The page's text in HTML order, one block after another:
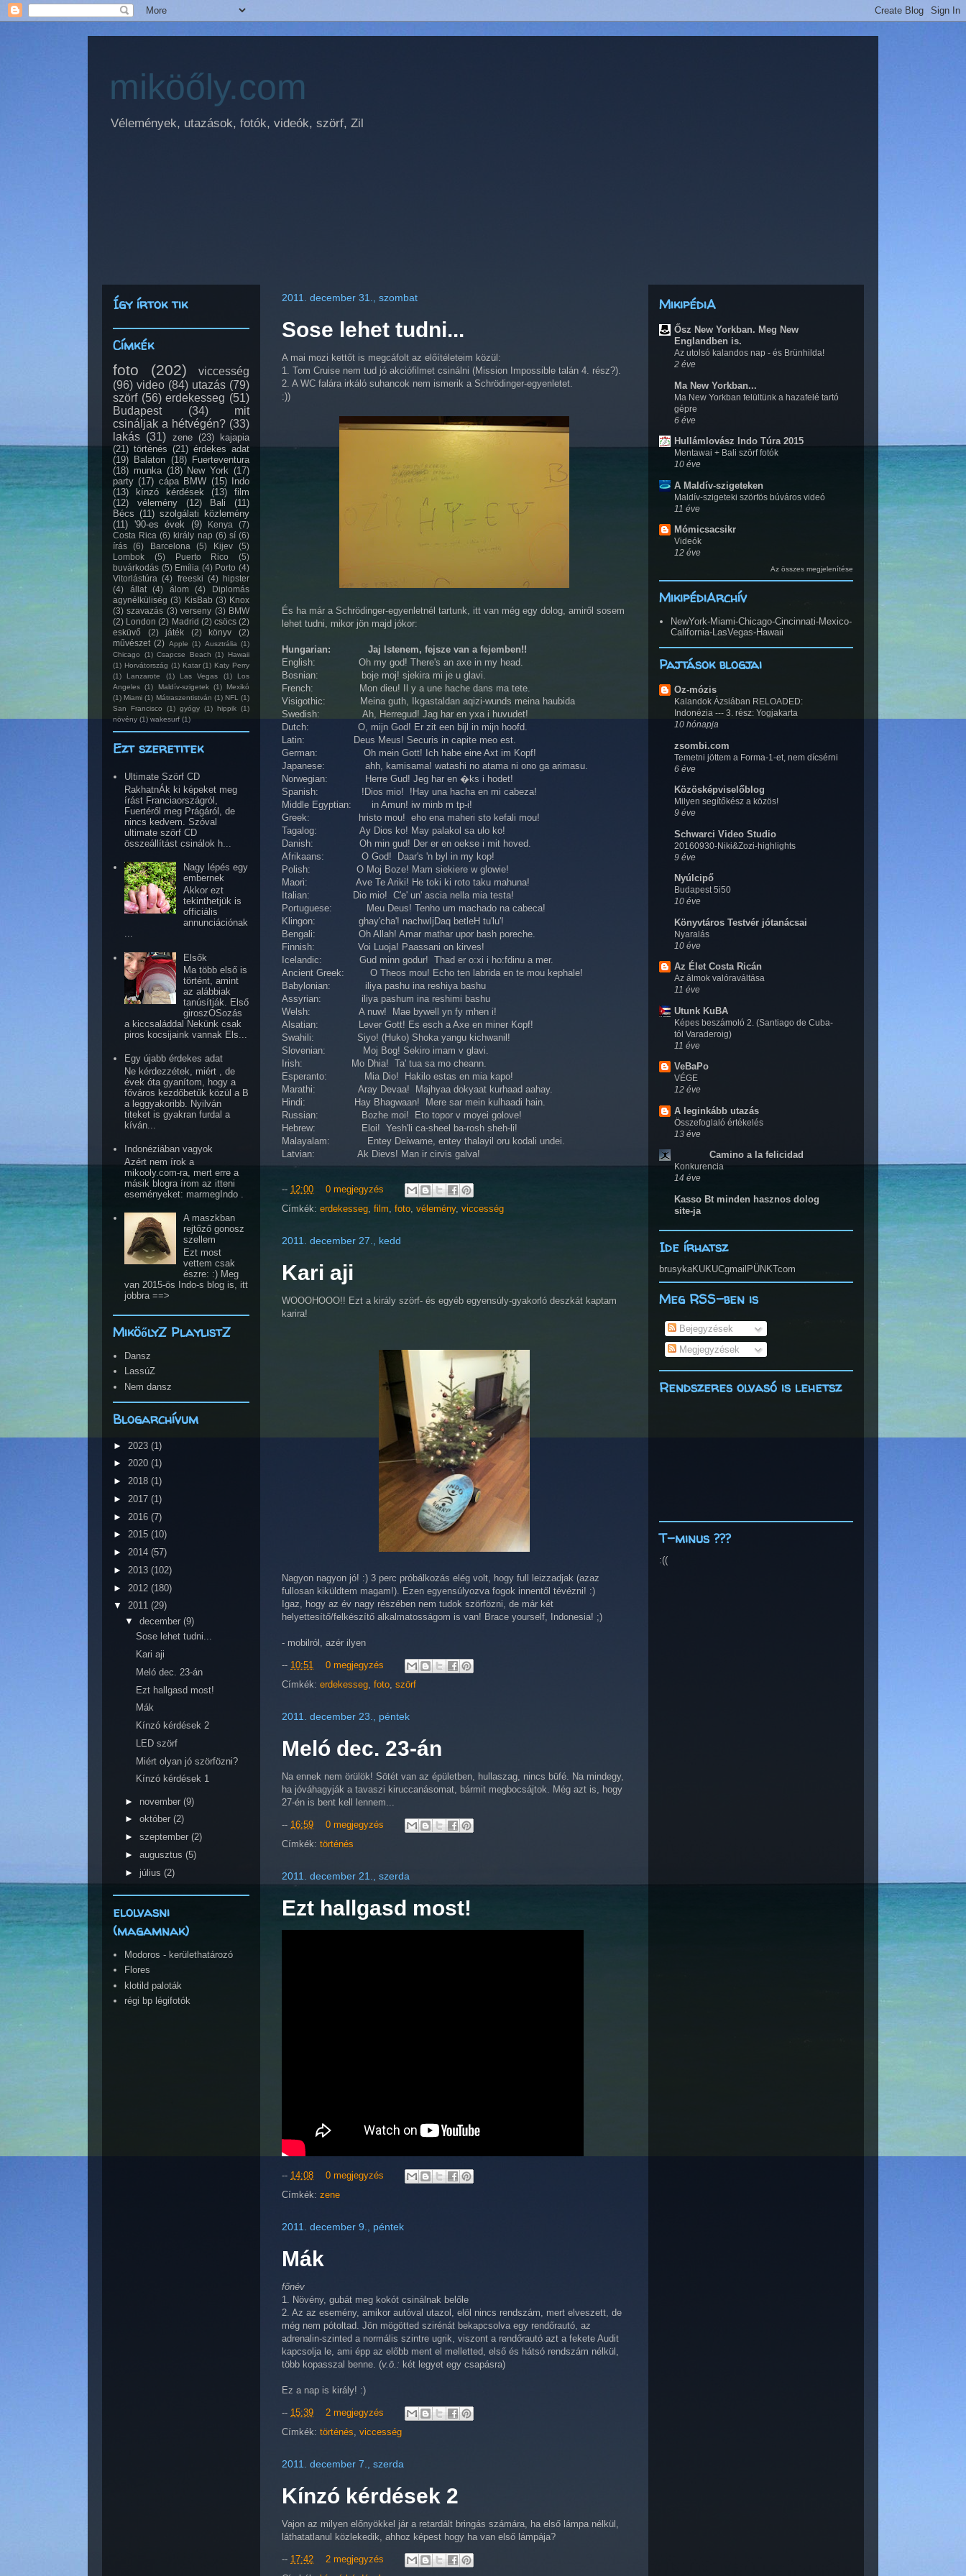
miköőly.com
Vélemények, utazások, fotók, videók, szörf, Zil
2011. december 31., szombat
Sose lehet tudni...
A mai mozi kettőt is megcáfolt az előítéleteim közül:
1. Tom Cruise nem tud jó akciófilmet csinálni (Mission Impossible talán 4. rész?).
2. A WC falára irkáló suhancok nem ismerik a Schrödinger-egyenletet.
:))
És ha már a Schrödinger-egyenletnél tartunk, itt van még egy dolog, amiről sosem
lehet tudni, mikor jön majd jókor:
Hungarian: Jaj Istenem, fejsze van a fejemben!!
English: Oh my god! There's an axe in my head.
Bosnian: boje moj! sjekira mi je u glavi.
French: Mon dieu! Il y a une hache dans ma tete.
Visigothic: Meina guth, Ikgastaldan aqizi-wunds meina haubida
Swedish: Ah, Herregud! Jag har en yxa i huvudet!
Dutch: O, mijn God! Er zit een bijl in mijn hoofd.
Latin: Deus Meus! Securis in capite meo est.
German: Oh mein Gott! Ich habe eine Axt im Kopf!
Japanese: ahh, kamisama! watashi no atama ni ono ga arimasu.
Norwegian: Herre Gud! Jeg har en �ks i hodet!
Spanish: !Dios mio! !Hay una hacha en mi cabeza!
Middle Egyptian: in Amun! iw minb m tp-i!
Greek: hristo mou! eho ena maheri sto kefali mou!
Tagalog: Ay Dios ko! May palakol sa ulo ko!
Danish: Oh min gud! Der er en oekse i mit hoved.
Afrikaans: O God! Daar's 'n byl in my kop!
Polish: O Moj Boze! Mam siekiere w glowie!
Maori: Ave Te Ariki! He toki ki roto taku mahuna!
Italian: Dio mio! C'e' un' ascia nella mia testa!
Portuguese: Meu Deus! Tenho um machado na cabeca!
Klingon: ghay'cha'! nachwIjDaq betleH tu'lu'!
Bengali: Oh Allah! Amar mathar upor bash poreche.
Finnish: Voi Luoja! Paassani on kirves!
Icelandic: Gud minn godur! Thad er o:xi i ho:fdinu a mer.
Ancient Greek: O Theos mou! Echo ten labrida en te mou kephale!
Babylonian: iliya pashu ina reshiya bashu
Assyrian: iliya pashum ina reshimi bashu
Welsh: A nuw! Mae bywell yn fy mhen i!
Alsatian: Lever Gott! Es esch a Axe en miner Kopf!
Swahili: Siyo! (Huko) Shoka yangu kichwanil!
Slovenian: Moj Bog! Sekiro imam v glavi.
Irish: Mo Dhia! Ta' tua sa mo cheann.
Esperanto: Mia Dio! Hakilo estas en mia kapo!
Marathi: Aray Devaa! Majhyaa dokyaat kurhaad aahay.
Hindi: Hay Bhagwaan! Mere sar mein kulhaadi hain.
Russian: Bozhe moi! Eto topor v moyei golove!
Hebrew: Eloi! Yesh'li ca-sheel ba-rosh sheh-li!
Malayalam: Entey Deiwame, entey thalayil oru kodali undei.
Latvian: Ak Dievs! Man ir cirvis galva!
-- 12:00
0 megjegyzés
Címkék: erdekesseg, film, foto, vélemény, viccesség
2011. december 27., kedd
Kari aji
WOOOHOOO!! Ezt a király szörf- és egyéb egyensúly-gyakorló deszkát kaptam
karira!
Nagyon nagyon jó! :) 3 perc próbálkozás elég volt, hogy full leizzadjak (azaz
fullosan kiküldtem magam!). Ezen egyensúlyozva fogok innentől tévézni! :)
Igaz, hogy az év nagy részében nem tudok szörfözni, de már két
helyettesítő/felkészítő alkalmatosságom is van! Brace yourself, Indonesia! ;)
- mobilról, azér ilyen
-- 10:51
0 megjegyzés
Címkék: erdekesseg, foto, szörf
2011. december 23., péntek
Meló dec. 23-án
Na ennek nem örülök! Sötét van az épületben, hullaszag, nincs büfé. Na mindegy,
ha jóváhagyják a tavaszi kiruccanásomat, bármit megbocsájtok. Még azt is, hogy
27-én is bent kell lennem...
-- 16:59
0 megjegyzés
Címkék: történés
2011. december 21., szerda
Ezt hallgasd most!
-- 14:08
0 megjegyzés
Címkék: zene
2011. december 9., péntek
Mák
főnév
1. Növény, gubát meg kokót csinálnak belőle
2. Az az esemény, amikor autóval utazol, elöl nincs rendszám, mert elveszett, de
még nem pótoltad. Jön mögötted szirénát bekapcsolva egy rendőrautó, az
adrenalin-szinted a normális szintre ugrik, viszont a rendőrautó azt a fekete Audit
kapcsolja le, ami épp az előbb ment el melletted, első és hátsó rendszám nélkül,
több kopasszal benne. (v.ö.: két legyet egy csapásra)
Ez a nap is király! :)
-- 15:39
2 megjegyzés
Címkék: történés, viccesség
2011. december 7., szerda
Kínzó kérdések 2
Vajon az milyen előnyökkel jár a retardált bringás számára, ha első lámpa nélkül,
láthatatlanul közlekedik, ahhoz képest hogy ha van első lámpája?
-- 17:42
2 megjegyzés
Így írtok tik
Címkék
foto (202)
viccesség
(96) video (84) utazás (79)
szörf (56) erdekesseg (51)
Budapest
(34)
mit
csináljak a hétvégén? (33)
lakás (31) zene (23)
kajapia
(21) történés (21) érdekes adat
(19) Balaton (18)
Fuerteventura
(18) munka (18) New York (17)
party (17) cápa BMW (15)
Indo
(13)
kínzó kérdések (13)
film
(12)
vélemény (12) Bali
(11)
Bécs (11) szolgálati közlemény
(11) '90-es évek (9) Kenya
(7)
Costa Rica (6) király nap (6) sí (6)
írás
(6) Barcelona (5) Kijev
(5)
Lombok
(5) Puerto Rico
(5)
buvárkodás (5) Emília (4) Porto (4)
Vitorlástúra (4) freeski (4) hipster
(4)
állat (4) álom (4)
Diplomás
agynélküliség (3) KisBab (3) Knox
(3) szavazás (3) verseny (3) BMW
(2) London (2) Madrid (2) csöcs (2)
esküvő
(2) játék (2) könyv
(2)
művészet (2) Apple (1) Ausztrália (1)
Chicago
(1) Csapcse Beach (1)
Hawaii
(1) Horvátország (1) Katar (1) Katy Perry
(1)
Lanzarote (1) Las Vegas (1)
Los
Angeles (1) Maldív-szigetek (1)
Mexikó
(1) Miami (1) Mátraszentistván (1) NFL
(1)
San Francisco
(1) gyógy (1) hippik (1)
növény (1) wakesurf (1)
Ezt szeretitek
Ultimate Szörf CD
RakhatnÁk ki képeket meg
írást Franciaországról,
Fuertéről meg Prágáról, de
nincs kedvem. Szóval
ultimate szörf CD
összeállítást csinálok h...
Nagy lépés egy
embernek
Akkor ezt
tekinthetjük is
officiális
annunciációnak
...
Elsők
Ma több első is
történt, amint
az alábbiak
tanúsítják. Első
giroszOSozás
a kiccsaláddal Nekünk csak
piros kocsijaink vannak Els...
Egy újabb érdekes adat
Ne kérdezzétek, miért , de
évek óta gyanítom, hogy a
főváros kezdőbetűk közül a B
a leggyakoribb. Nyilván
titeket is gyakran furdal a
kíván...
Indonéziában vagyok
Azért nem írok a
mikooly.com-ra, mert erre a
másik blogra írom az itteni
eseményeket: marmegIndo .
A maszkban
rejtőző gonosz
szellem
Ezt most
vettem csak
észre: :) Meg
van 2015-ös Indo-s blog is, itt
jobbra ==>
MiköőlyZ PlaylistZ
Dansz
LassúZ
Nem dansz
Blogarchívum
► 2023 (1)
► 2020 (1)
► 2018 (1)
► 2017 (1)
► 2016 (7)
► 2015 (10)
► 2014 (57)
► 2013 (102)
► 2012 (180)
▼ 2011 (29)
▼ december (9)
Sose lehet tudni...
Kari aji
Meló dec. 23-án
Ezt hallgasd most!
Mák
Kínzó kérdések 2
LED szörf
Miért olyan jó szörfözni?
Kínzó kérdések 1
► november (9)
► október (2)
► szeptember (2)
► augusztus (5)
► július (2)
elolvasni
(magamnak)
Modoros - kerülethatározó
Flores
klotild paloták
régi bp légifotók
MikipédiA
Ősz New Yorkban. Meg New
Englandben is.
Az utolsó kalandos nap - és Brünhilda!
2 éve
Ma New Yorkban...
Ma New Yorkban felültünk a hazafelé tartó
gépre
6 éve
Hullámlovász Indo Túra 2015
Mentawai + Bali szörf fotók
10 éve
A Maldív-szigeteken
Maldív-szigeteki szörfös búváros videó
11 éve
Mómicsacsikr
Videók
12 éve
Az összes megjelenítése
MikipédiArchív
NewYork-Miami-Chicago-Cincinnati-Mexico-
California-LasVegas-Hawaii
Pajtások blogjai
Oz-mózis
Kalandok Ázsiában RELOADED:
Indonézia --- 3. rész: Yogjakarta
10 hónapja
zsombi.com
Temetni jöttem a Forma-1-et, nem dícsérni
6 éve
Közösképviselőblog
Milyen segítőkész a közös!
9 éve
Schwarci Video Studio
20160930-Niki&Zozi-highlights
9 éve
Nyúlcipő
Budapest 5i50
10 éve
Könyvtáros Testvér jótanácsai
Nyaralás
10 éve
Az Élet Costa Ricán
Az álmok valóraváltása
11 éve
Utunk KuBA
Képes beszámoló 2. (Santiago de Cuba-
tól Varaderoig)
11 éve
VeBaPo
VÉGE
12 éve
A leginkább utazás
Összefoglaló értékelés
13 éve
Camino a la felicidad
Konkurencia
14 éve
Kasso Bt minden hasznos dolog
site-ja
Ide írhatsz
brusykaKUKUCgmailPÜNKTcom
Meg RSS-ben is
Bejegyzések
Megjegyzések
Rendszeres olvasó is lehetsz
T-minus ???
:((